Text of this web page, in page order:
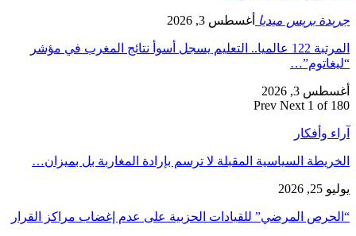
جريدة بريس ميديا أغسطس 3, 2026
المرتبة 122 عالميا.. التعليم يسجل أسوأ نتائج المغرب في مؤشر
“ليغاتوم”…
أغسطس 3, 2026
Prev Next 1 of 180
آراء وأفكار
الخريطة السياسية المقبلة لا ترسم بإرادة المغاربة بل بميزان…
يوليو 25, 2026
“الحرص المرضي” للقيادات الحزبية على عدم إغضاب مراكز القرار